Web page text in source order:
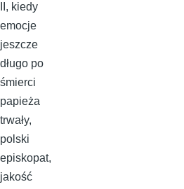
II, kiedy
emocje
jeszcze
długo po
śmierci
papieża
trwały,
polski
episkopat,
jakość